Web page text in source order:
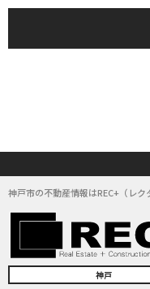
ます。また、取引先等に対
(5) 保有するお客さま情報に
具体的には、以下の内容に
３．お客様の情報の利用目的
当社は、不動産についての
り、各種の申込みの受付、
等の機会に、当社が直接あ
客さまの個人情報（お客さ
号等）を取得いたしますが、
神戸市の不動産情報はREC+（レク
神戸